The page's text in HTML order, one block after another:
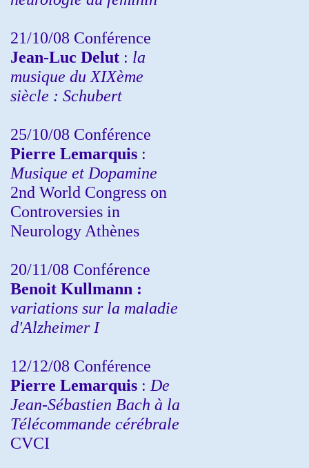
21/10/08 Conférence
Jean-Luc Delut : la
musique du XIXème
siècle : Schubert
25/10/08 Conférence
Pierre Lemarquis :
Musique et Dopamine
2nd World Congress on
Controversies in
Neurology Athènes
20/11/08 Conférence
Benoit Kullmann :
variations sur la maladie
d'Alzheimer I
12/12/08 Conférence
Pierre Lemarquis : De
Jean-Sébastien Bach à la
Télécommande cérébrale
CVCI